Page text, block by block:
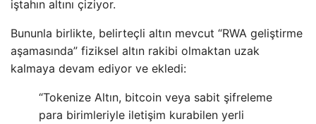
iştahın altını çiziyor.
Bununla birlikte, belirteçli altın mevcut “RWA geliştirme
aşamasında” fiziksel altın rakibi olmaktan uzak
kalmaya devam ediyor ve ekledi:
“Tokenize Altın, bitcoin veya sabit şifreleme
para birimleriyle iletişim kurabilen yerli